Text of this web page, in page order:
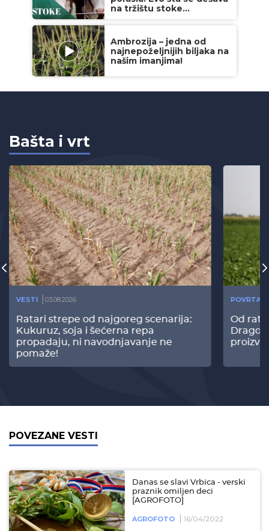
na tržištu stoke...
Ambrozija – jedna od
najnepoželjnijih biljaka na
našim imanjima!
Bašta i vrt
VESTI 03.08.2026
Ratari strepe od najgoreg scenarija:
Kukuruz, soja i šećerna repa
propadaju, ni navodnjavanje ne
pomaže!
Od
POVEZANE VESTI
Danas se slavi Vrbica - verski
praznik omiljen deci
[AGROFOTO]
AGROFOTO 16/04/2022